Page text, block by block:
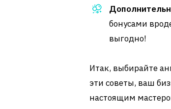
бонусами
выгодно!
Итак, выбирайте
эти советы, ваш
настоящим